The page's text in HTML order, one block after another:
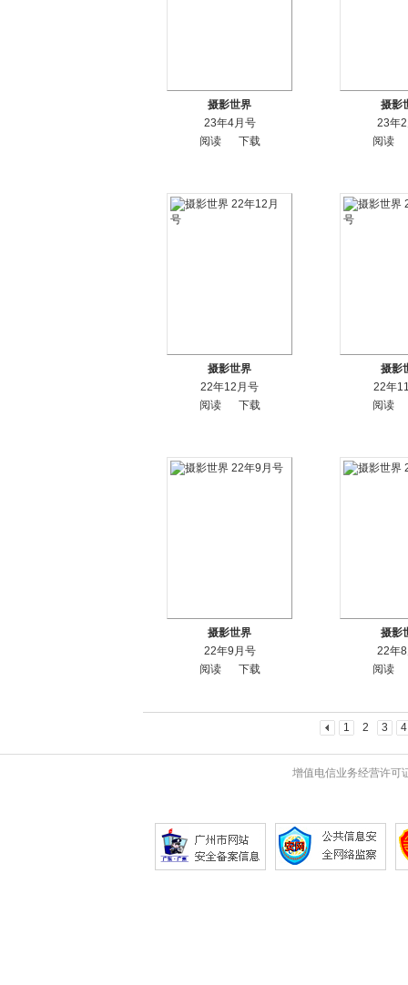
摄影世界
23年4月号
阅读
下载
摄影
23年
阅读
摄影世界
22年12月号
阅读
下载
摄影
22年
阅读
摄影世界
22年9月号
阅读
下载
摄影
22年
阅读
1 2 3 4
增值电信业务经营许